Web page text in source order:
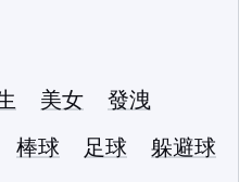
美女
發洩
棒球 足球
躲避球